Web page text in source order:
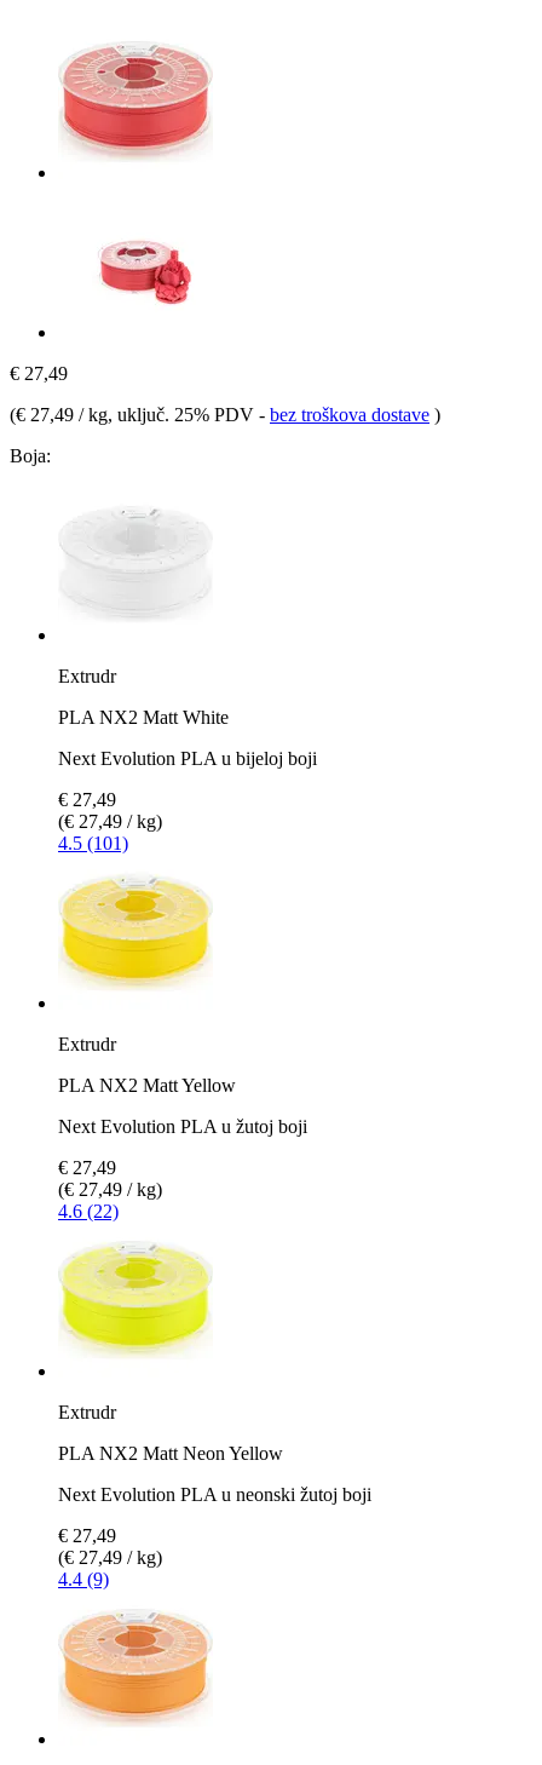
€ 27,49
(€ 27,49 / kg, uključ. 25% PDV - bez troškova dostave )
Boja:
Extrudr
PLA NX2 Matt White
Next Evolution PLA u bijeloj boji
€ 27,49
(€ 27,49 / kg)
4.5 (101)
Extrudr
PLA NX2 Matt Yellow
Next Evolution PLA u žutoj boji
€ 27,49
(€ 27,49 / kg)
4.6 (22)
Extrudr
PLA NX2 Matt Neon Yellow
Next Evolution PLA u neonski žutoj boji
€ 27,49
(€ 27,49 / kg)
4.4 (9)